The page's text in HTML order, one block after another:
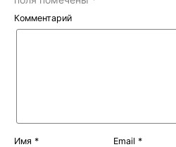
Комментарий
Имя * Email *